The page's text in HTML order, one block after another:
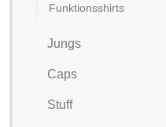
Funktionsshirts
Jungs
Caps
Stuff